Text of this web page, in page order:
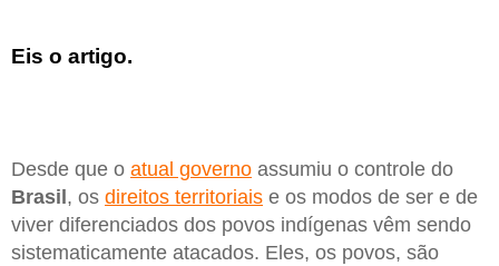
Eis o artigo.
Desde que o atual governo assumiu o controle do
Brasil , os direitos territoriais e os modos de ser e de
viver diferenciados dos povos indígenas vêm sendo
sistematicamente atacados. Eles, os povos, são